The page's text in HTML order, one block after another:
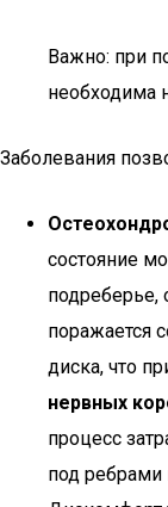
Важно: при
необходима
Заболевания
состояние
подреберье,
поражается
диска, что
нервных
процесс
под ребрами